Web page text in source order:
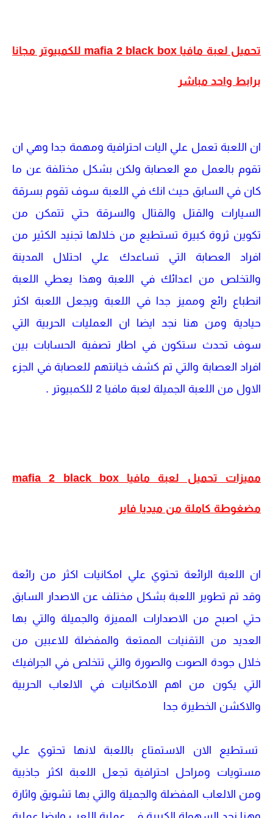
تحميل لعبة مافيا mafia 2 black box للكمبيوتر مجانا
برابط واحد مباشر
ان اللعبة تعمل علي اليات احترافية ومهمة جدا وهي ان
تقوم بالعمل مع العصابة ولكن بشكل مختلفة عن ما
كان في السابق حيث انك في اللعبة سوف تقوم بسرقة
السيارات والقتل والقتال والسرقة حتي تتمكن من
تكوين ثروة كبيرة تستطيع من خلالها تجنيد الكثير من
افراد العصابة التي تساعدك علي احتلال المدينة
والتخلص من اعدائك في اللعبة وهذا يعطي اللعبة
انطباع رائع ومميز جدا في اللعبة ويجعل اللعبة اكثر
حيادية ومن هنا نجد ايضا ان العمليات الحربية التي
سوف تحدث ستكون في اطار تصفية الحسابات بين
افراد العصابة والتي تم كشف خيانتهم للعصابة في الجزء
الاول من اللعبة الجميلة لعبة مافيا 2 للكمبيوتر .
مميزات تحميل لعبة مافيا mafia 2 black box
مضغوطة كاملة من ميديا فاير
ان اللعبة الرائعة تحتوي علي امكانيات اكثر من رائعة
وقد تم تطوير اللعبة بشكل مختلف عن الاصدار السابق
حتي اصبح من الاصدارات المميزة والجميلة والتي بها
العديد من التقنيات الممتعة والمفضلة للاعبين من
خلال جودة الصوت والصورة والتي تتخلص في الجرافيك
التي يكون من اهم الامكانيات في الالعاب الحربية
والاكشن الخطيرة جدا
تستطيع الان الاستمتاع باللعبة لانها تحتوي علي
مستويات ومراحل احترافية تجعل اللعبة اكثر جاذبية
ومن الالعاب المفضلة والجميلة والتي بها تشويق واثارة